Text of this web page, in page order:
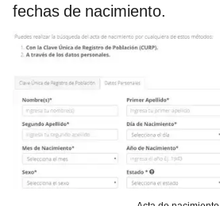
fechas de nacimiento.